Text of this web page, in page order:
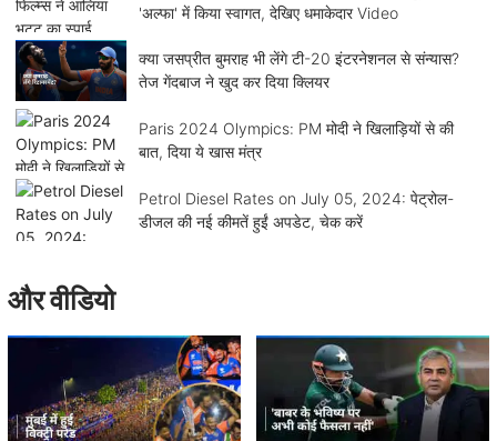
'अल्फा' में किया स्वागत, देखिए धमाकेदार Video
क्या जसप्रीत बुमराह भी लेंगे टी-20 इंटरनेशनल से संन्यास?
तेज गेंदबाज ने खुद कर दिया क्लियर
Paris 2024 Olympics: PM मोदी ने खिलाड़ियों से की
बात, दिया ये खास मंत्र
Petrol Diesel Rates on July 05, 2024: पेट्रोल-
डीजल की नई कीमतें हुईं अपडेट, चेक करें
और वीडियो